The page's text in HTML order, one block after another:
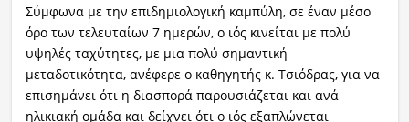
Σύμφωνα με την επιδημιολογική καμπύλη, σε έναν μέσο
όρο των τελευταίων 7 ημερών, ο ιός κινείται με πολύ
υψηλές ταχύτητες, με μια πολύ σημαντική
μεταδοτικότητα, ανέφερε ο καθηγητής κ. Τσιόδρας, για να
επισημάνει ότι η διασπορά παρουσιάζεται και ανά
ηλικιακή ομάδα και δείχνει ότι ο ιός εξαπλώνεται